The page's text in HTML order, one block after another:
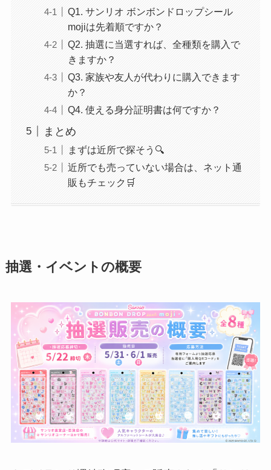
Q1. サンリオ ボンボンドロップシール
mojiは先着順ですか？
Q2. 抽選に当選すれば、全種類を購入で
きますか？
Q3. 家族や友人が代わりに購入できます
か？
Q4. 使える身分証明書は何ですか？
まとめ
まずは近所で探そう🔍
近所でも売っていない場合は、ネット通
販もチェック🛒
抽選・イベントの概要